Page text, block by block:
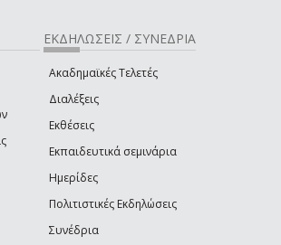
ΕΚΔΗΛΩΣΕΙΣ / ΣΥΝΕΔΡΙΑ
Ακαδημαϊκές Τελετές
Διαλέξεις
Εκθέσεις
Εκπαιδευτικά σεμινάρια
Ημερίδες
Πολιτιστικές Εκδηλώσεις
Συνέδρια